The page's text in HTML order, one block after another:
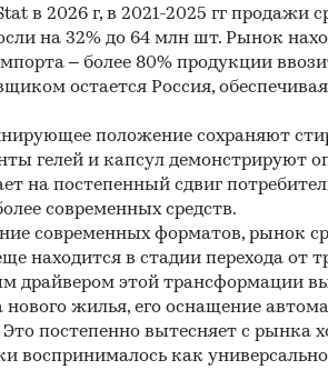
в 2026 г, в 2021-2025 гг продажи
на 32% до 64 млн шт. Рынок
– более 80% продукции
остается Россия, обеспечивая
положение сохраняют
гелей и капсул демонстрируют
на постепенный сдвиг
современных средств.
современных форматов, рынок
находится в стадии перехода от
драйвером этой трансформации
нового жилья, его оснащение
постепенно вытесняет с рынка
воспринималось как